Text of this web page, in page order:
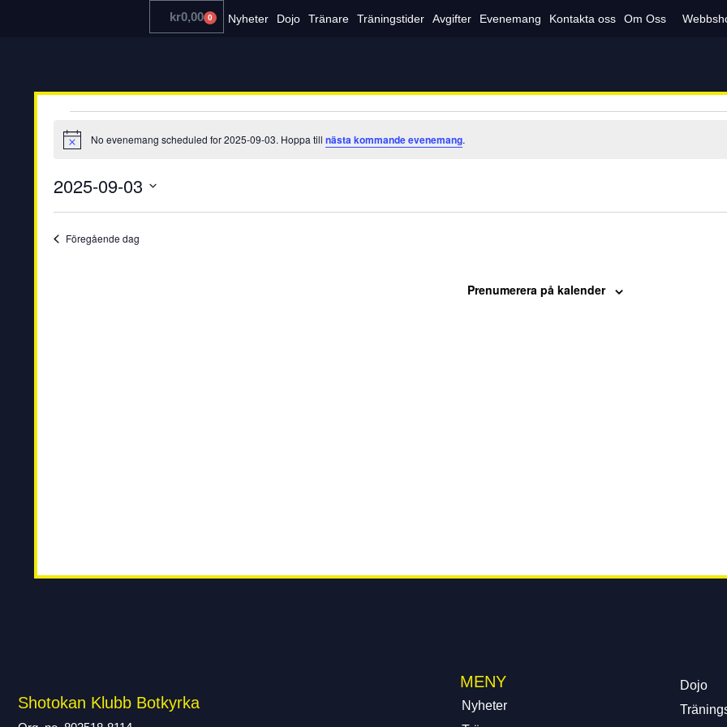
kr0,00 0 Nyheter Dojo Tränare Träningstider Avgifter Evenemang Kontakta oss Om Oss
Notis No evenemang scheduled for 2025-09-03. Hoppa till nästa kommande evenemang.
2025-09-03
datum.
Föregående dag
Prenumerera på kalender
Shotokan Klubb Botkyrka
MENY
Nyheter
Dojo